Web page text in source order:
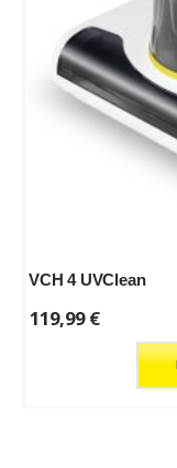
VCH 4 UVClean
119,99€